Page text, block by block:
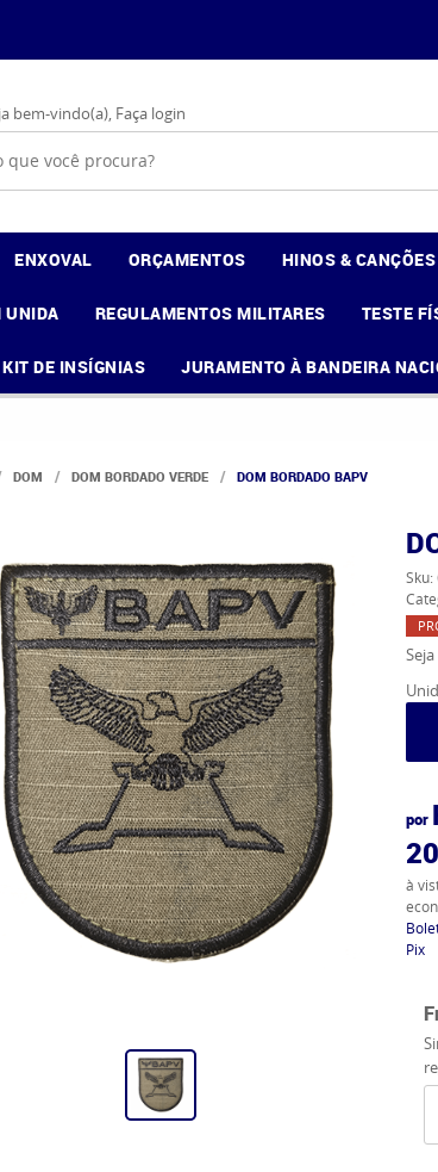
bem-vindo(a), Faça login
ENXOVAL ORÇAMENTOS HINOS & CANÇÕES
UNIDA REGULAMENTOS MILITARES TESTE
KIT DE INSÍGNIAS JURAMENTO À BANDEIRA
DOM DOM BORDADO VERDE DOM BORDADO BAPV
Sku:
por
à
Pix